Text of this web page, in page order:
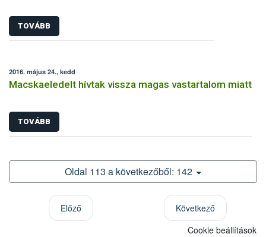
TOVÁBB
2016. május 24., kedd
Macskaeledelt hívtak vissza magas vastartalom miatt
TOVÁBB
Oldal 113 a következőből: 142
Előző
Következő
Cookie beállítások